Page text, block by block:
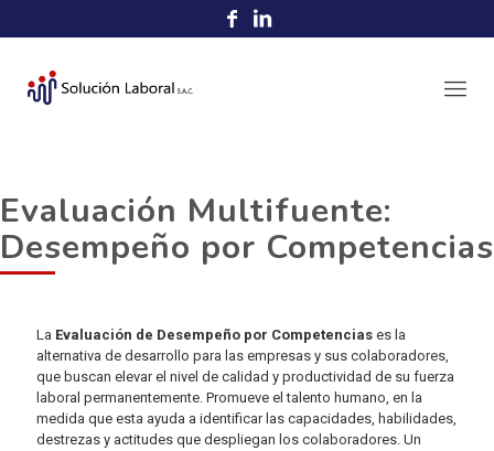
Evaluación Multifuente:
Desempeño por Competencias
La Evaluación de Desempeño por Competencias es la
alternativa de desarrollo para las empresas y sus colaboradores,
que buscan elevar el nivel de calidad y productividad de su fuerza
laboral permanentemente. Promueve el talento humano, en la
medida que esta ayuda a identificar las capacidades, habilidades,
destrezas y actitudes que despliegan los colaboradores. Un